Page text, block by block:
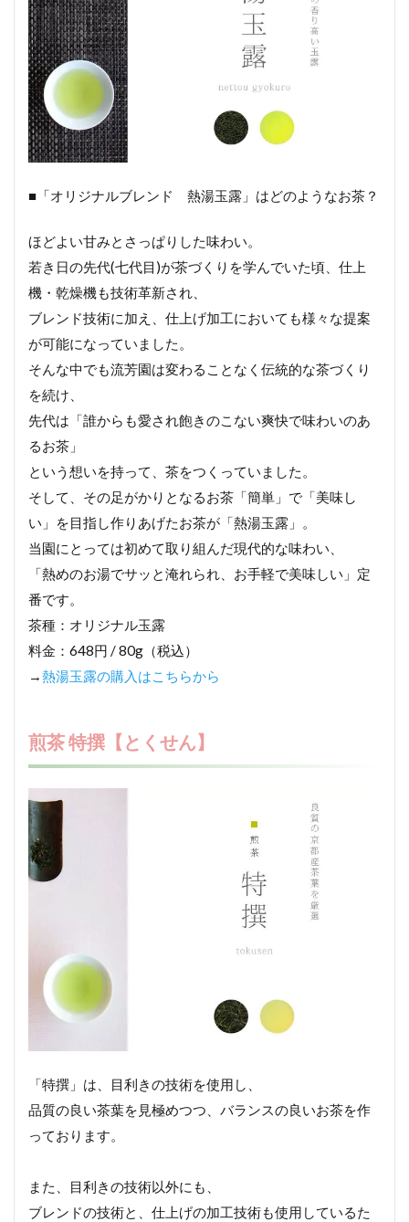
■「オリジナルブレンド 熱湯玉露」はどのようなお茶？
ほどよい甘みとさっぱりした味わい。
若き日の先代(七代目)が茶づくりを学んでいた頃、仕上
機・乾燥機も技術革新され、
ブレンド技術に加え、仕上げ加工においても様々な提案
が可能になっていました。
そんな中でも流芳園は変わることなく伝統的な茶づくり
を続け、
先代は「誰からも愛され飽きのこない爽快で味わいのあ
るお茶」
という想いを持って、茶をつくっていました。
そして、その足がかりとなるお茶「簡単」で「美味し
い」を目指し作りあげたお茶が「熱湯玉露」。
当園にとっては初めて取り組んだ現代的な味わい、
「熱めのお湯でサッと淹れられ、お手軽で美味しい」定
番です。
茶種：オリジナル玉露
料金：648円 / 80g（税込）
→熱湯玉露の購入はこちらから
煎茶 特撰【とくせん】
「特撰」は、目利きの技術を使用し、
品質の良い茶葉を見極めつつ、バランスの良いお茶を作
っております。
また、目利きの技術以外にも、
ブレンドの技術と、仕上げの加工技術も使用しているた